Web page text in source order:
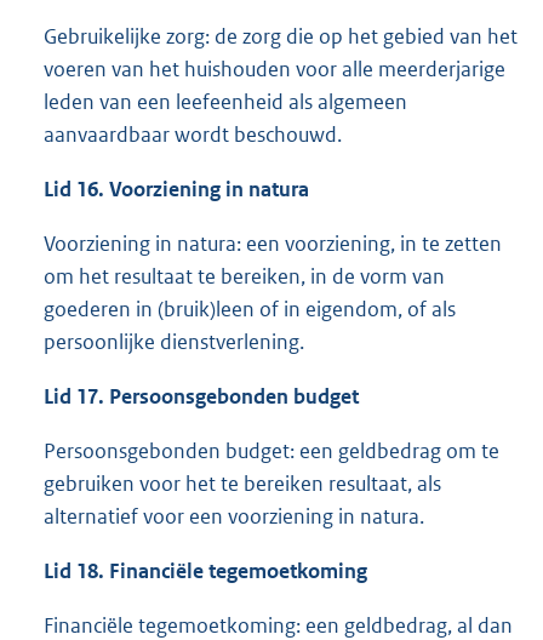
Gebruikelijke zorg: de zorg die op het gebied van het
voeren van het huishouden voor alle meerderjarige
leden van een leefeenheid als algemeen
aanvaardbaar wordt beschouwd.
Lid 16. Voorziening in natura
Voorziening in natura: een voorziening, in te zetten
om het resultaat te bereiken, in de vorm van
goederen in (bruik)leen of in eigendom, of als
persoonlijke dienstverlening.
Lid 17. Persoonsgebonden budget
Persoonsgebonden budget: een geldbedrag om te
gebruiken voor het te bereiken resultaat, als
alternatief voor een voorziening in natura.
Lid 18. Financiële tegemoetkoming
Financiële tegemoetkoming: een geldbedrag, al dan